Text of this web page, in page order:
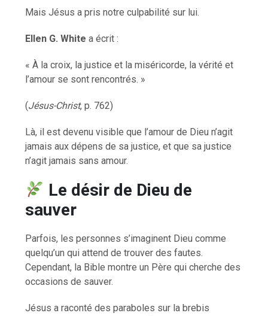
Mais Jésus a pris notre culpabilité sur lui.
Ellen G. White a écrit :
« À la croix, la justice et la miséricorde, la vérité et
l’amour se sont rencontrés. »
(Jésus-Christ, p. 762)
Là, il est devenu visible que l’amour de Dieu n’agit
jamais aux dépens de sa justice, et que sa justice
n’agit jamais sans amour.
Le désir de Dieu de
sauver
Parfois, les personnes s’imaginent Dieu comme
quelqu’un qui attend de trouver des fautes.
Cependant, la Bible montre un Père qui cherche des
occasions de sauver.
Jésus a raconté des paraboles sur la brebis